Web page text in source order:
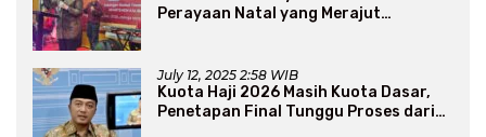
Perayaan Natal yang Merajut
July 12, 2025 2:58 WIB
Kuota Haji 2026 Masih Kuota Dasar,
Penetapan Final Tunggu Proses dari